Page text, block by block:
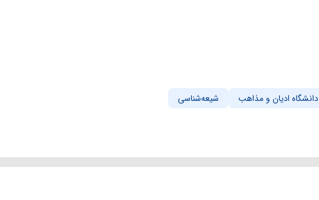
دانشگاه ادیان و مذاهب شیعه‌شناسی